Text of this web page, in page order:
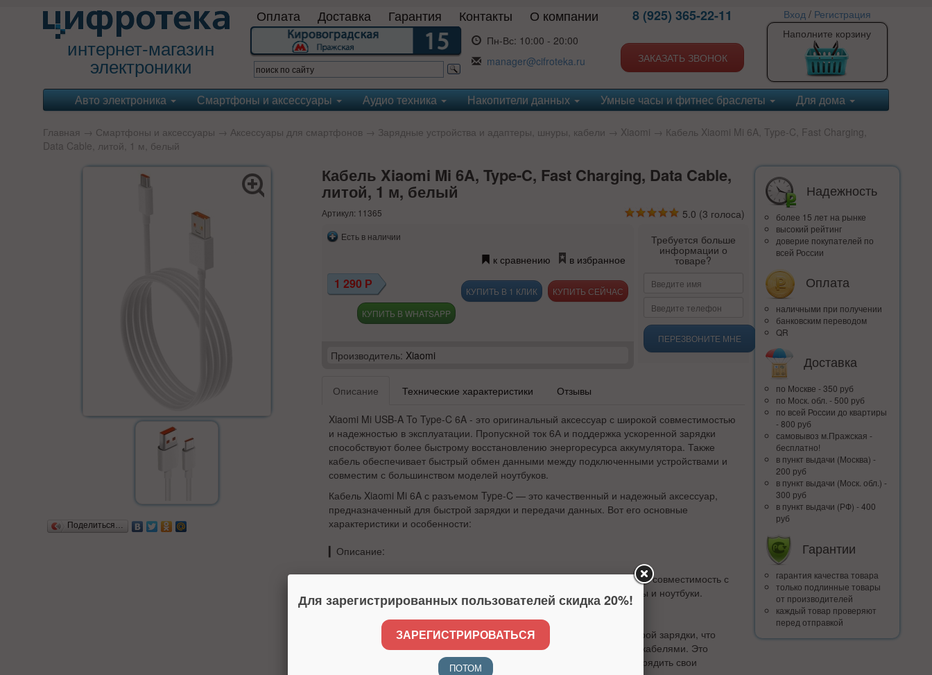
интернет-магазин
электроники
Оплата Доставка Гарантия Контакты О компании
Пн-Вс: 10:00 - 20:00
manager@cifroteka.ru
8 (925) 365-22-11
ЗАКАЗАТЬ ЗВОНОК
Вход/ Регистрация
Наполните корзину
Авто электроника Смартфоны и аксессуары Аудио техника Накопители данных Умные часы и фитнес браслеты Для дома
Главная → Смартфоны и аксессуары → Аксессуары для смартфонов → Зарядные устройства и адаптеры, шнуры, кабели → Xiaomi → Кабель Xiaomi Mi 6A, Type-C, Fast Charging,
Data Cable, литой, 1 м, белый
Поделиться…
Кабель Xiaomi Mi 6A, Type-C, Fast Charging, Data Cable,
литой, 1 м, белый
Артикул: 11365 5.0 (3 голоса)
Есть в наличии
к сравнению в избранное
1 290 Р
КУПИТЬ В 1 КЛИК
КУПИТЬ В WHATSAPP
Производитель: Xiaomi
Требуется больше
информации о
товаре?
ПЕРЕЗВОНИТЕ МНЕ
Описание Технические характеристики Отзывы
Xiaomi Mi USB-A To Type-C 6A - это оригинальный аксессуар с широкой совместимостью
и надежностью в эксплуатации. Пропускной ток 6А и поддержка ускоренной зарядки
способствуют более быстрому восстановлению энергоресурса аккумулятора. Также
кабель обеспечивает быстрый обмен данными между подключенными устройствами и
совместим с большинством моделей ноутбуков.
Кабель Xiaomi Mi 6A с разъемом Type-C — это качественный и надежный аксессуар,
предназначенный для быстрой зарядки и передачи данных. Вот его основные
характеристики и особенности:
Описание:
•Тип подключения:USB Type-C, что обеспечивает универсальность и совместимость с
множеством современных устройств, включая смартфоны, планшеты и ноутбуки.
Функция быстрой зарядки:Кабель поддерживает технологию быстрой зарядки, что
позволяет заряжать устройства быстрее по сравнению с обычными кабелями. Это
особенно полезно для пользователей, которым нужно быстро подзарядить свои
Надежность
более 15 лет на рынке
высокий рейтинг
доверие покупателей по
всей России
Оплата
наличными при получении
банковским переводом
QR
Доставка
по Москве - 350 руб
по Моск. обл. - 500 руб
по всей Росcии до квартиры
- 800 руб
самовывоз м.Пражская -
бесплатно!
в пункт выдачи (Москва) -
200 руб
в пункт выдачи (Моск. обл.) -
300 руб
в пункт выдачи (РФ) - 400
руб
Гарантии
гарантия качества товара
только подлинные товары
от производителей
каждый товар проверяют
перед отправкой
Для зарегистрированных пользователей скидка 20%!
ЗАРЕГИСТРИРОВАТЬСЯ
ПОТОМ